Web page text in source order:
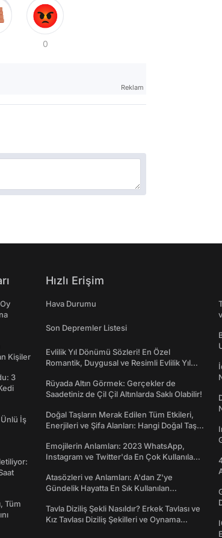
0
Reklam
Kişiler
3
İş
Tüm
Hızlı Erişim
Hava Durumu
Son Depremler Listesi
Evlilik Yıl Dönümü Sözleri! En Özel
Romantik, Duygusal ve Resimli Evlilik Yıl
Rüyada Altın Görmek: Gerçekler de
Saadetiniz de Çil Çil Altınlarda Saklı Olabilir!
Doğal Taşların Merak Edilen Tüm Etkileri,
Enerjileri ve Şifa Alanları: Hangi Doğal Taş
Emojilerin Anlamları: 2023 WhatsApp,
Instagram ve Twitter'da En Çok Kullanılan
Atasözleri ve Anlamları: A'dan Z'ye
Gündelik Hayatta En Sık Kullanılan
Tavla Diziliş Şekli Nasıldır? Erkek Tavlası ve
Kız Tavlası Diziliş Şekilleri ve Oynama